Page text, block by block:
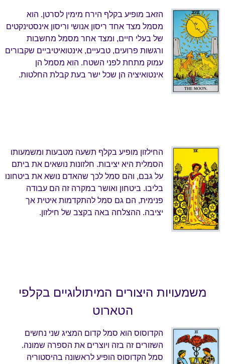
הזאב מופיע בקלף הירח מימין לסרטן. הוא
מסמל מצד אחד ריסון אנושי וריסון אינסטינקטים
של בעלי חיים, ומצד אחר מסמל מחשבות
ורגשות פרועים, טבעיים, אינטואיטיביים שקבורים
עמוק מתחת לפני השטח. הוא מסמל הן
אינטואיציה הן שכל ישר בעת קבלת החלטות.
החילזון מופיע בקלף תשעה מטבעות ומשמעותו
הסמלית היא יציבות. חלזונות נושאים את ביתם
על גבם, והם סמל לכך שהאדם נושא את ביטחונו
בליבו. ביטחון ואושר במקרה זה הם עבודה
פנימית, הם גם סמל להתקדמות איטית אך
יציבה. ההצלחה באה בקצב של חילזון.
משמעויות היצורים המיתולוגיים בקלפי
הטארוט
הקדוסוס הוא סמל קדום המציג שני נחשים
השזורים זה בזה ויוצרים את הספרה שמונה.
סמל הקדוסוס הופיע לראשונה בהיסטוריה